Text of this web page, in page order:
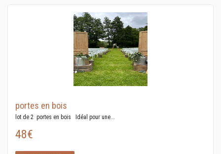
portes en bois
lot de 2 portes en bois Idéal pour une...
48€